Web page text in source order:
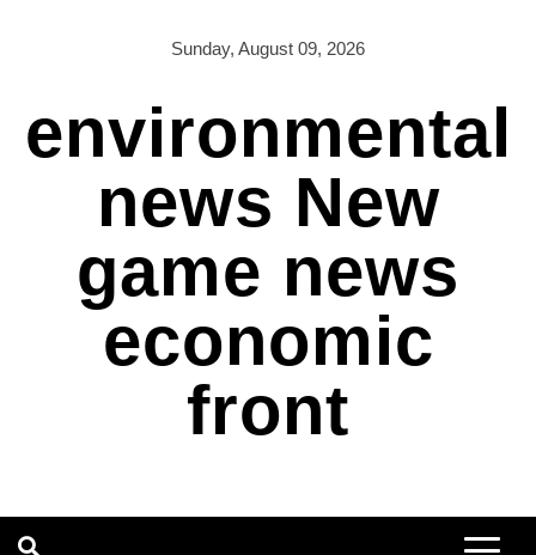
Sunday, August 09, 2026
environmental
news New
game news
economic
front